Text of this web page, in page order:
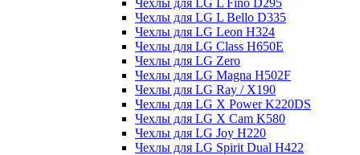
Чехлы для LG L Bello D335
Чехлы для LG Leon H324
Чехлы для LG Class H650E
Чехлы для LG Zero
Чехлы для LG Magna H502F
Чехлы для LG Ray / X190
Чехлы для LG X Power K220DS
Чехлы для LG X Cam K580
Чехлы для LG Joy H220
Чехлы для LG Spirit Dual H422